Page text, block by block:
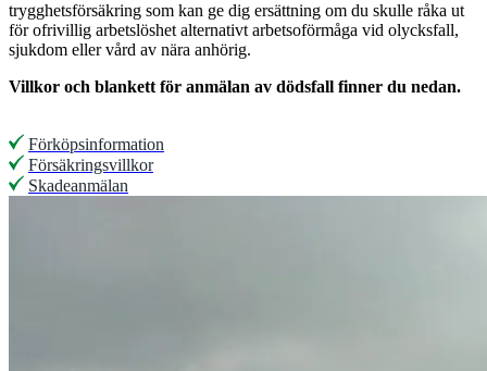
trygghetsförsäkring som kan ge dig ersättning om du skulle råka ut
för ofrivillig arbetslöshet alternativt arbetsoförmåga vid olycksfall,
sjukdom eller vård av nära anhörig.
Villkor och blankett för anmälan av dödsfall finner du nedan.
Förköpsinformation
Försäkringsvillkor
Skadeanmälan